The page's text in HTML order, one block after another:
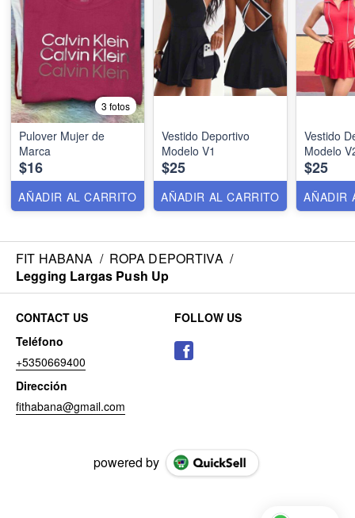
3 fotos
Pulover Mujer de
Marca
$16
AÑADIR AL CARRITO
Vestido Deportivo
Modelo V1
$25
AÑADIR AL CARRITO
Vestido
Modelo
$25
AÑADIR
FIT HABANA / ROPA DEPORTIVA /
Legging Largas Push Up
CONTACT US
Teléfono
+5350669400
Dirección
fithabana@gmail.com
FOLLOW US
powered by